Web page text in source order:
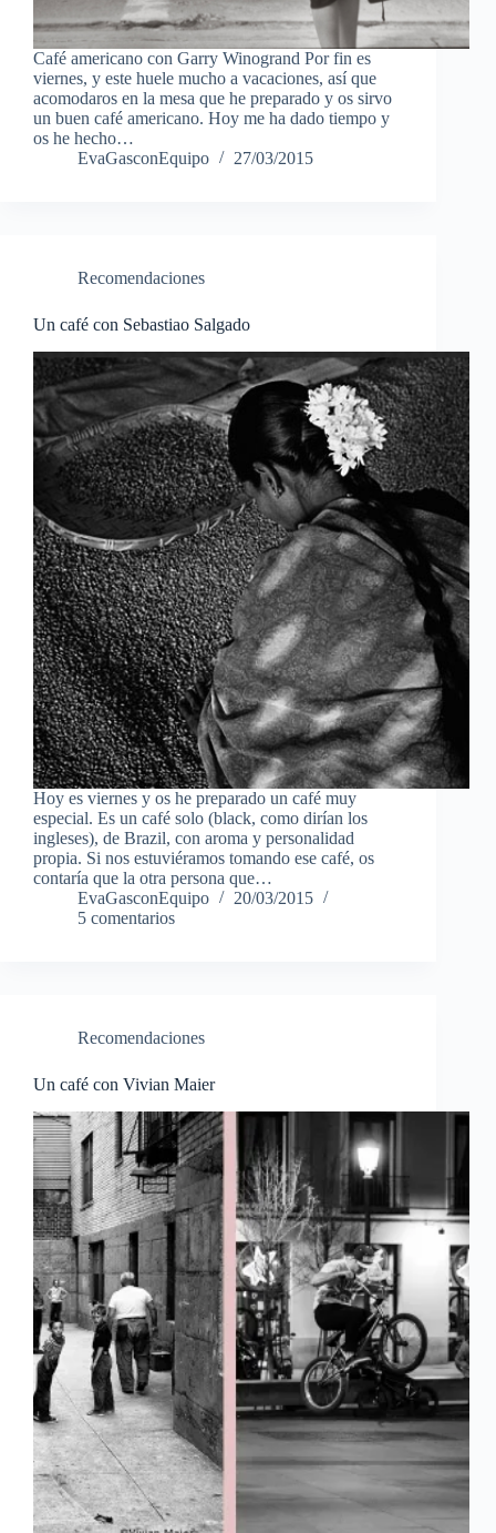
Café americano con Garry Winogrand Por fin es
viernes, y este huele mucho a vacaciones, así que
acomodaros en la mesa que he preparado y os sirvo
un buen café americano. Hoy me ha dado tiempo y
os he hecho…
EvaGasconEquipo
27/03/2015
Recomendaciones
Un café con Sebastiao Salgado
Hoy es viernes y os he preparado un café muy
especial. Es un café solo (black, como dirían los
ingleses), de Brazil, con aroma y personalidad
propia. Si nos estuviéramos tomando ese café, os
contaría que la otra persona que…
EvaGasconEquipo
20/03/2015
5 comentarios
Recomendaciones
Un café con Vivian Maier